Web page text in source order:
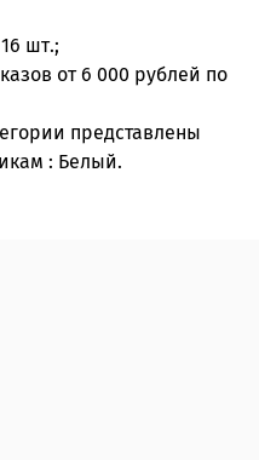
шт.;
от 6 000 рублей по
представлены
: Белый.